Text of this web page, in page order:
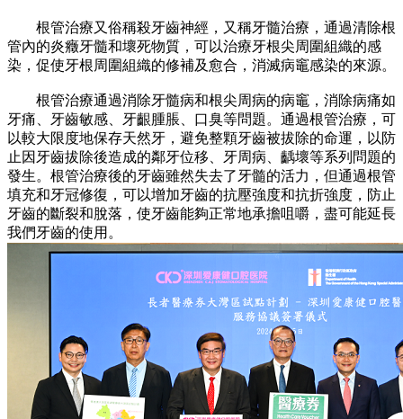
根管治療又俗稱殺牙齒神經，又稱牙髓治療，通過清除根
管內的炎癥牙髓和壞死物質，可以治療牙根尖周圍組織的感
染，促使牙根周圍組織的修補及愈合，消滅病竈感染的來源。
根管治療通過消除牙髓病和根尖周病的病竈，消除病痛如
牙痛、牙齒敏感、牙齦腫脹、口臭等問題。通過根管治療，可
以較大限度地保存天然牙，避免整顆牙齒被拔除的命運，以防
止因牙齒拔除後造成的鄰牙位移、牙周病、齲壞等系列問題的
發生。根管治療後的牙齒雖然失去了牙髓的活力，但通過根管
填充和牙冠修復，可以增加牙齒的抗壓強度和抗折強度，防止
牙齒的斷裂和脫落，使牙齒能夠正常地承擔咀嚼，盡可能延長
我們牙齒的使用。